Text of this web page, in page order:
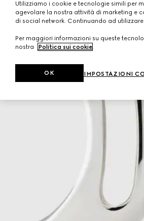
Utilizziamo i cookie e tecnologie simili per
agevolare la nostra attività di marketing e
di social network. Continuando ad
Per maggiori informazioni su queste
nostra
Politica sui cookie
IMPOSTAZIONI
OK